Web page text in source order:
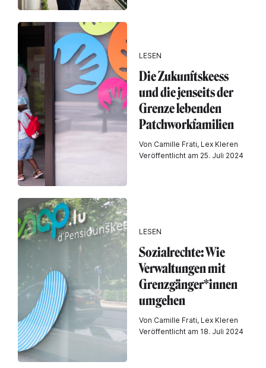
LESEN
Die Zukunftskeess
und die jenseits der
Grenze lebenden
Patchworkfamilien
Von Camille Frati, Lex Kleren
Veröffentlicht am 25. Juli 2024
LESEN
Sozialrechte: Wie
Verwaltungen mit
Grenzgänger*innen
umgehen
Von Camille Frati, Lex Kleren
Veröffentlicht am 18. Juli 2024